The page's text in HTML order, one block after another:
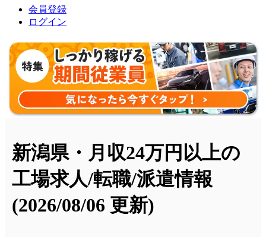
会員登録
ログイン
新潟県・月収24万円以上の
工場求人/転職/派遣情報
(2026/08/06 更新)